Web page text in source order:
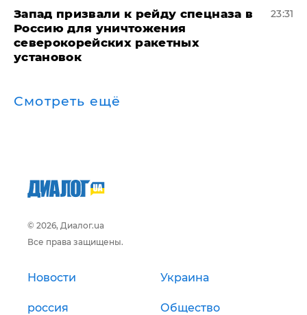
Запад призвали к рейду спецназа в
Россию для уничтожения
северокорейских ракетных
установок
23:31
Смотреть ещё
© 2026, Диалог.ua
Все права защищены.
Новости Украина
россия Общество